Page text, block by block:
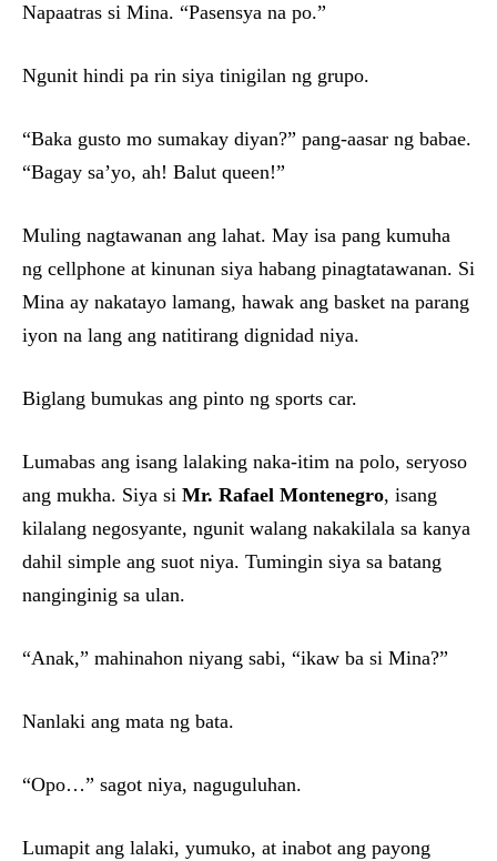
Napaatras si Mina. “Pasensya na po.”
Ngunit hindi pa rin siya tinigilan ng grupo.
“Baka gusto mo sumakay diyan?” pang-aasar ng babae.
“Bagay sa’yo, ah! Balut queen!”
Muling nagtawanan ang lahat. May isa pang kumuha
ng cellphone at kinunan siya habang pinagtatawanan. Si
Mina ay nakatayo lamang, hawak ang basket na parang
iyon na lang ang natitirang dignidad niya.
Biglang bumukas ang pinto ng sports car.
Lumabas ang isang lalaking naka-itim na polo, seryoso
ang mukha. Siya si Mr. Rafael Montenegro, isang
kilalang negosyante, ngunit walang nakakilala sa kanya
dahil simple ang suot niya. Tumingin siya sa batang
nanginginig sa ulan.
“Anak,” mahinahon niyang sabi, “ikaw ba si Mina?”
Nanlaki ang mata ng bata.
“Opo…” sagot niya, naguguluhan.
Lumapit ang lalaki, yumuko, at inabot ang payong